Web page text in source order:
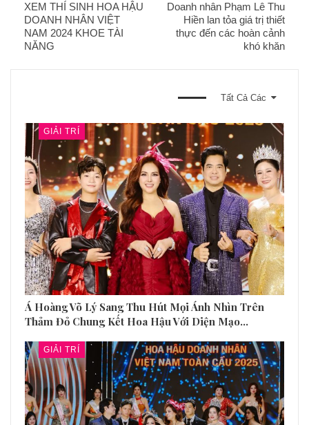
XEM THÍ SINH HOA HẬU
DOANH NHÂN VIỆT
NAM 2024 KHOE TÀI
NĂNG
Doanh nhân Phạm Lê Thu
Hiền lan tỏa giá trị thiết
thực đến các hoàn cảnh
khó khăn
Tất Cả Các
GIẢI TRÍ
Á Hoàng Võ Lý Sang Thu Hút Mọi Ánh Nhìn Trên
Thảm Đỏ Chung Kết Hoa Hậu Với Diện Mạo…
GIẢI TRÍ